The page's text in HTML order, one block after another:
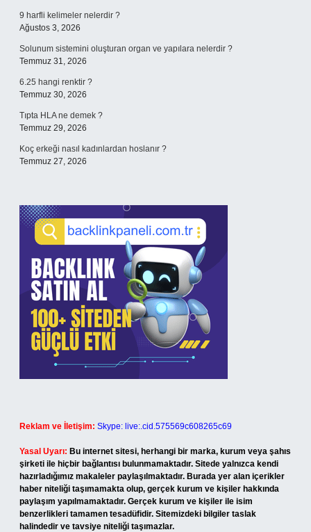
9 harfli kelimeler nelerdir ?
Ağustos 3, 2026
Solunum sistemini oluşturan organ ve yapılara nelerdir ?
Temmuz 31, 2026
6.25 hangi renktir ?
Temmuz 30, 2026
Tıpta HLA ne demek ?
Temmuz 29, 2026
Koç erkeği nasıl kadınlardan hoslanır ?
Temmuz 27, 2026
Reklam ve İletişim: Skype: live:.cid.575569c608265c69
Yasal Uyarı: Bu internet sitesi, herhangi bir marka, kurum veya şahıs
şirketi ile hiçbir bağlantısı bulunmamaktadır. Sitede yalnızca kendi
hazırladığımız makaleler paylaşılmaktadır. Burada yer alan içerikler
haber niteliği taşımamakta olup, gerçek kurum ve kişiler hakkında
paylaşım yapılmamaktadır. Gerçek kurum ve kişiler ile isim
benzerlikleri tamamen tesadüfidir. Sitemizdeki bilgiler taslak
halindedir ve tavsiye niteliği taşımazlar.